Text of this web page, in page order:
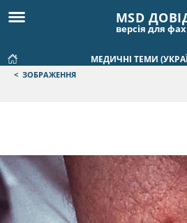
MSD
версія для
МЕДИЧНІ ТЕМИ
< ЗОБРАЖЕННЯ